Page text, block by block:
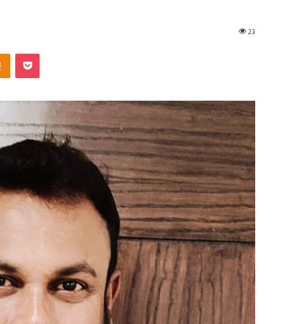
23
Odnoklassniki
Pocket